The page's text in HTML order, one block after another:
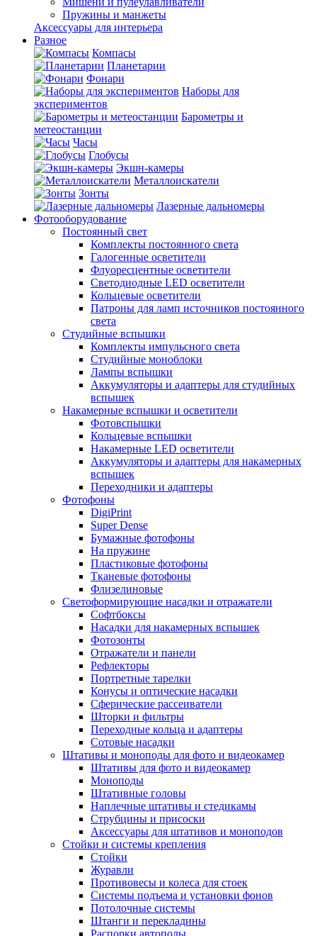
Пружины и манжеты
Аксессуары для интерьера
Разное
Компасы
Планетарии
Фонари
Наборы для
экспериментов
Барометры и
метеостанции
Часы
Глобусы
Экшн-камеры
Металлоискатели
Зонты
Лазерные дальномеры
Фотооборудование
Постоянный свет
Комплекты постоянного света
Галогенные осветители
Флуоресцентные осветители
Светодиодные LED осветители
Кольцевые осветители
Патроны для ламп источников постоянного
света
Студийные вспышки
Комплекты импульсного света
Студийные моноблоки
Лампы вспышки
Аккумуляторы и адаптеры для студийных
вспышек
Накамерные вспышки и осветители
Фотовспышки
Кольцевые вспышки
Накамерные LED осветители
Аккумуляторы и адаптеры для накамерных
вспышек
Переходники и адаптеры
Фотофоны
DigiPrint
Super Dense
Бумажные фотофоны
На пружине
Пластиковые фотофоны
Тканевые фотофоны
Флизелиновые
Светоформирующие насадки и отражатели
Софтбоксы
Насадки для накамерных вспышек
Фотозонты
Отражатели и панели
Рефлекторы
Портретные тарелки
Конусы и оптические насадки
Сферические рассеиватели
Шторки и фильтры
Переходные кольца и адаптеры
Сотовые насадки
Штативы и моноподы для фото и видеокамер
Штативы для фото и видеокамер
Моноподы
Штативные головы
Наплечные штативы и стедикамы
Струбцины и присоски
Аксессуары для штативов и моноподов
Стойки и системы крепления
Стойки
Журавли
Противовесы и колеса для стоек
Системы подъема и установки фонов
Потолочные системы
Штанги и перекладины
Распорки автополы